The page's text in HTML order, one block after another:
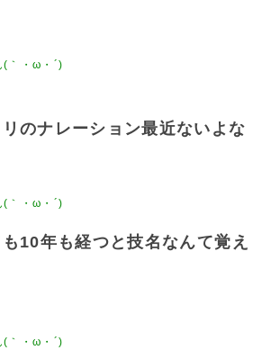
のナレーション最近ないよな
10年も経つと技名なんて覚え